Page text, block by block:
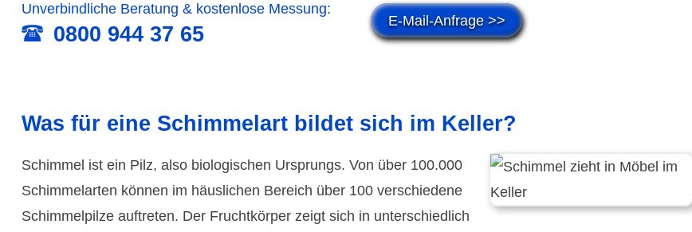
Unver­bind­liche Beratung & kosten­lose Messung:
0800 944 37 65
E-Mail-Anfrage >>
Was für eine Schimmel­art bildet sich im Keller?
Schimmel ist ein Pilz, also biologi­schen Ursprungs. Von über 100.000
Schimmel­arten können im häus­lichen Bereich über 100 verschie­dene
Schimmel­pilze auftreten. Der Frucht­körper zeigt sich in unter­schied­lich